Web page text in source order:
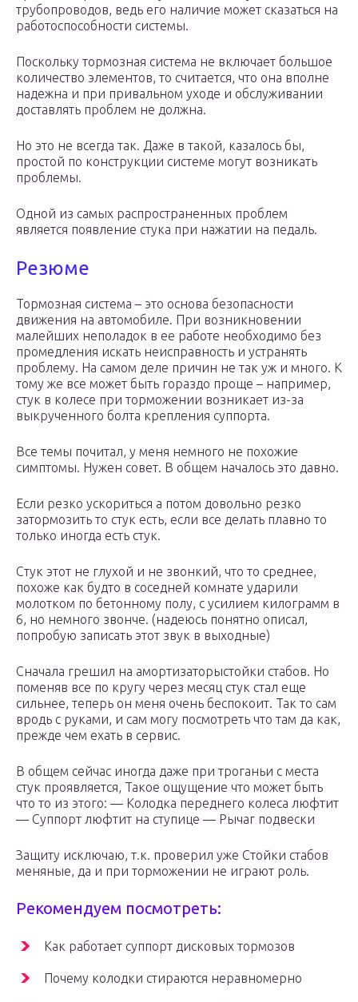
трубопроводов, ведь его наличие может сказаться на
работоспособности системы.
Поскольку тормозная система не включает большое
количество элементов, то считается, что она вполне
надежна и при привальном уходе и обслуживании
доставлять проблем не должна.
Но это не всегда так. Даже в такой, казалось бы,
простой по конструкции системе могут возникать
проблемы.
Одной из самых распространенных проблем
является появление стука при нажатии на педаль.
Резюме
Тормозная система – это основа безопасности
движения на автомобиле. При возникновении
малейших неполадок в ее работе необходимо без
промедления искать неисправность и устранять
проблему. На самом деле причин не так уж и много. К
тому же все может быть гораздо проще – например,
стук в колесе при торможении возникает из-за
выкрученного болта крепления суппорта.
Все темы почитал, у меня немного не похожие
симптомы. Нужен совет. В общем началось это давно.
Если резко ускориться а потом довольно резко
затормозить то стук есть, если все делать плавно то
только иногда есть стук.
Стук этот не глухой и не звонкий, что то среднее,
похоже как будто в соседней комнате ударили
молотком по бетонному полу, с усилием килограмм в
6, но немного звонче. (надеюсь понятно описал,
попробую записать этот звук в выходные)
Сначала грешил на амортизаторыстойки стабов. Но
поменяв все по кругу через месяц стук стал еще
сильнее, теперь он меня очень беспокоит. Так то сам
вродь с руками, и сам могу посмотреть что там да как,
прежде чем ехать в сервис.
В общем сейчас иногда даже при троганьи с места
стук проявляется, Такое ощущение что может быть
что то из этого: — Колодка переднего колеса люфтит
— Суппорт люфтит на ступице — Рычаг подвески
Защиту исключаю, т.к. проверил уже Стойки стабов
меняные, да и при торможении не играют роль.
Рекомендуем посмотреть:
Как работает суппорт дисковых тормозов
Почему колодки стираются неравномерно